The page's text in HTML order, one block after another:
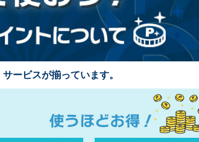
ービスが揃っています。